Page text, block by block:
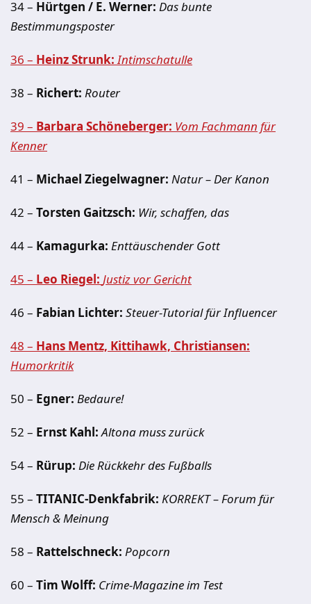
34 – Hürtgen / E. Werner: Das bunte
Bestimmungsposter
36 – Heinz Strunk: Intimschatulle
38 – Richert: Router
39 – Barbara Schöneberger: Vom Fachmann für
Kenner
41 – Michael Ziegelwagner: Natur – Der Kanon
42 – Torsten Gaitzsch: Wir, schaffen, das
44 – Kamagurka: Enttäuschender Gott
45 – Leo Riegel: Justiz vor Gericht
46 – Fabian Lichter: Steuer-Tutorial für Influencer
48 – Hans Mentz, Kittihawk, Christiansen:
Humorkritik
50 – Egner: Bedaure!
52 – Ernst Kahl: Altona muss zurück
54 – Rürup: Die Rückkehr des Fußballs
55 – TITANIC-Denkfabrik: KORREKT – Forum für
Mensch & Meinung
58 – Rattelschneck: Popcorn
60 – Tim Wolff: Crime-Magazine im Test